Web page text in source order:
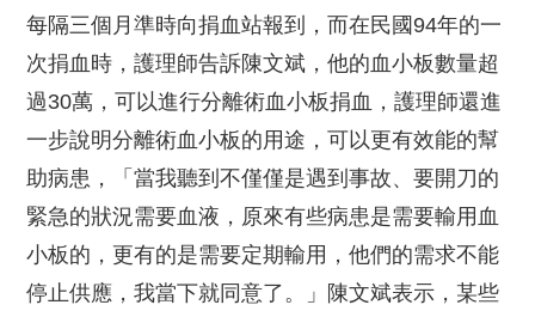
每隔三個月準時向捐血站報到，而在民國94年的一
次捐血時，護理師告訴陳文斌，他的血小板數量超
過30萬，可以進行分離術血小板捐血，護理師還進
一步說明分離術血小板的用途，可以更有效能的幫
助病患，「當我聽到不僅僅是遇到事故、要開刀的
緊急的狀況需要血液，原來有些病患是需要輸用血
小板的，更有的是需要定期輸用，他們的需求不能
停止供應，我當下就同意了。」陳文斌表示，某些